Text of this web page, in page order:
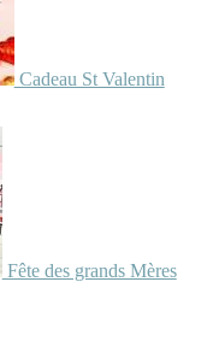
Cadeau St Valentin
Fête des grands Mères